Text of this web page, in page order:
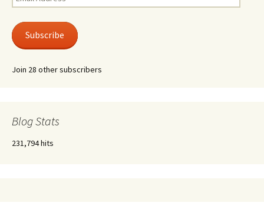
Address
Subscribe
Join 28 other subscribers
Blog Stats
231,794 hits